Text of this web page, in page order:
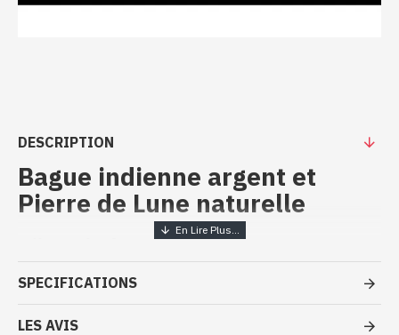
DESCRIPTION
Bague indienne argent et
Pierre de Lune naturelle
Bijoux inde artisanaux - Bague
argent massif et Pierre de Lune
- Bague en argent véritable 925/1000
- Faite à la main à Jaipur ( INDE )
SPECIFICATIONS
LES AVIS